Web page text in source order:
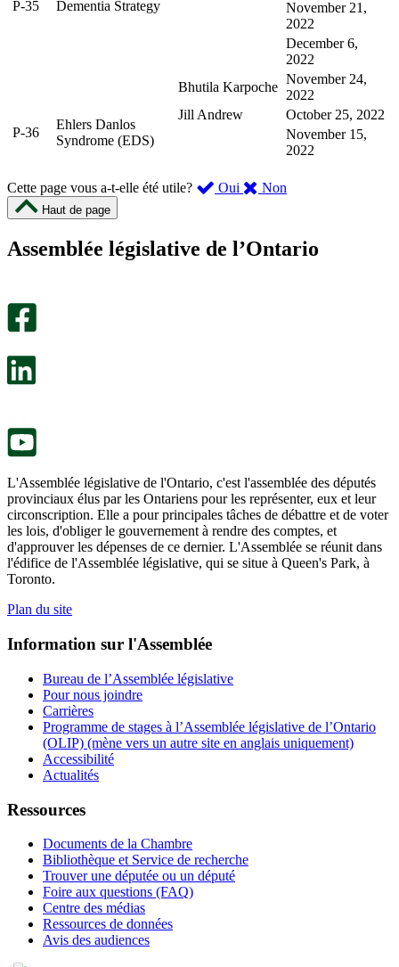
P-35 Dementia Strategy
November 21,
2022
December 6,
2022
Bhutila Karpoche
November 24,
2022
P-36
Ehlers Danlos
Syndrome (EDS)
Jill Andrew
October 25, 2022
November 15,
2022
Cette page vous a-t-elle été utile? Oui ,
été
Non
m’a
Haut de page
Assemblée législative de l’Ontario
L'Assemblée législative de l'Ontario, c'est l'assemblée des députés
provinciaux élus par les Ontariens pour les représenter, eux et leur
circonscription. Elle a pour principales tâches de débattre et de voter
les lois, d'obliger le gouvernement à rendre des comptes, et
d'approuver les dépenses de ce dernier. L'Assemblée se réunit dans
l'édifice de l'Assemblée législative, qui se situe à Queen's Park, à
Toronto.
Plan du site
Information sur l'Assemblée
Bureau de l’Assemblée législative
Pour nous joindre
Carrières
Programme de stages à l’Assemblée législative de l’Ontario
(OLIP) (mène vers un autre site en anglais uniquement)
Accessibilité
Actualités
Ressources
Documents de la Chambre
Bibliothèque et Service de recherche
Trouver une députée ou un député
Foire aux questions (FAQ)
Centre des médias
Ressources de données
Avis des audiences